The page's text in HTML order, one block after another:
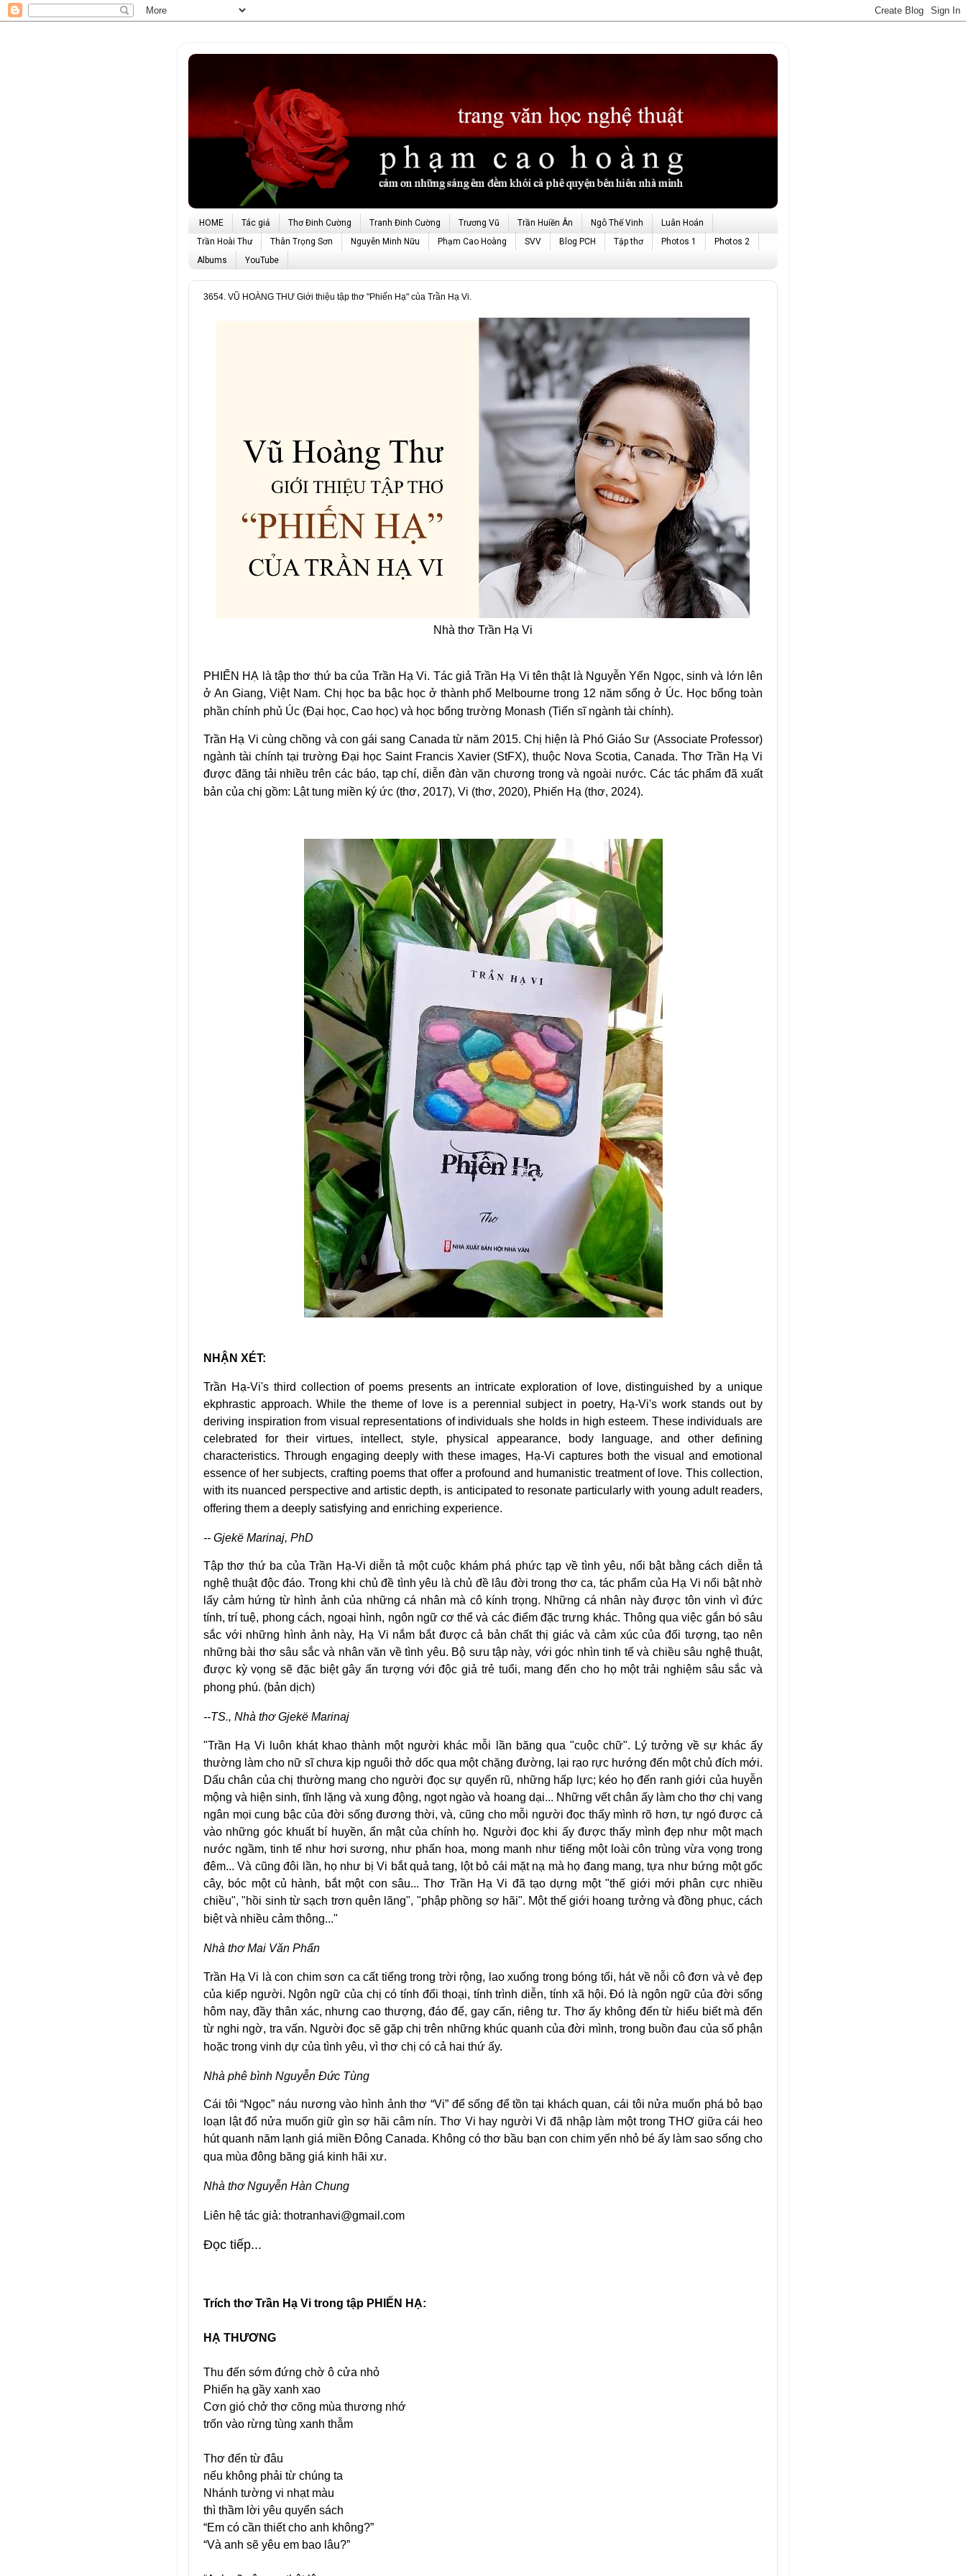
HOME Tác giả Thơ Đinh Cường Tranh Đinh Cường Trương Vũ Trần Huiền Ân Ngô Thế Vinh
Luân Hoán
Trần Hoài Thư
Thân Trọng Sơn Nguyễn Minh Nữu Phạm Cao Hoàng SVV Blog PCH Tập thơ Photos 1
Photos 2
Albums
YouTube
3654. VŨ HOÀNG THƯ Giới thiệu tập thơ "Phiến Hạ" của Trần Hạ Vi.
Nhà thơ Trần Hạ Vi
PHIẾN HẠ là tập thơ thứ ba của Trần Hạ Vi. Tác giả Trần Hạ Vi tên thật là Nguyễn Yến Ngọc, sinh và lớn lên
ở An Giang, Việt Nam. Chị học ba bậc học ở thành phố Melbourne trong 12 năm sống ở Úc. Học bổng toàn
phần chính phủ Úc (Đại học, Cao học) và học bổng trường Monash (Tiến sĩ ngành tài chính).
Trần Hạ Vi cùng chồng và con gái sang Canada từ năm 2015. Chị hiện là Phó Giáo Sư (Associate Professor)
ngành tài chính tại trường Đại học Saint Francis Xavier (StFX), thuộc Nova Scotia, Canada. Thơ Trần Hạ Vi
được đăng tải nhiều trên các báo, tạp chí, diễn đàn văn chương trong và ngoài nước. Các tác phẩm đã xuất
bản của chị gồm: Lật tung miền ký ức (thơ, 2017), Vi (thơ, 2020), Phiến Hạ (thơ, 2024).
NHẬN XÉT:
Trần Hạ-Vi's third collection of poems presents an intricate exploration of love, distinguished by a unique
ekphrastic approach. While the theme of love is a perennial subject in poetry, Hạ-Vi's work stands out by
deriving inspiration from visual representations of individuals she holds in high esteem. These individuals are
celebrated for their virtues, intellect, style, physical appearance, body language, and other defining
characteristics. Through engaging deeply with these images, Hạ-Vi captures both the visual and emotional
essence of her subjects, crafting poems that offer a profound and humanistic treatment of love. This collection,
with its nuanced perspective and artistic depth, is anticipated to resonate particularly with young adult readers,
offering them a deeply satisfying and enriching experience.
-- Gjekë Marinaj, PhD
Tập thơ thứ ba của Trần Hạ-Vi diễn tả một cuộc khám phá phức tạp về tình yêu, nổi bật bằng cách diễn tả
nghệ thuật độc đáo. Trong khi chủ đề tình yêu là chủ đề lâu đời trong thơ ca, tác phẩm của Hạ Vi nổi bật nhờ
lấy cảm hứng từ hình ảnh của những cá nhân mà cô kính trọng. Những cá nhân này được tôn vinh vì đức
tính, trí tuệ, phong cách, ngoại hình, ngôn ngữ cơ thể và các điểm đặc trưng khác. Thông qua việc gắn bó sâu
sắc với những hình ảnh này, Hạ Vi nắm bắt được cả bản chất thị giác và cảm xúc của đối tượng, tạo nên
những bài thơ sâu sắc và nhân văn về tình yêu. Bộ sưu tập này, với góc nhìn tinh tế và chiều sâu nghệ thuật,
được kỳ vọng sẽ đặc biệt gây ấn tượng với độc giả trẻ tuổi, mang đến cho họ một trải nghiệm sâu sắc và
phong phú. (bản dịch)
--TS., Nhà thơ Gjekë Marinaj
"Trần Hạ Vi luôn khát khao thành một người khác mỗi lần băng qua "cuộc chữ". Lý tưởng về sự khác ấy
thường làm cho nữ sĩ chưa kịp nguôi thở dốc qua một chặng đường, lại rạo rực hướng đến một chủ đích mới.
Dấu chân của chị thường mang cho người đọc sự quyến rũ, những hấp lực; kéo họ đến ranh giới của huyễn
mộng và hiện sinh, tĩnh lặng và xung động, ngọt ngào và hoang dại... Những vết chân ấy làm cho thơ chị vang
ngân mọi cung bậc của đời sống đương thời, và, cũng cho mỗi người đọc thấy mình rõ hơn, tự ngó được cả
vào những góc khuất bí huyền, ẩn mật của chính họ. Người đọc khi ấy được thấy mình đẹp như một mạch
nước ngầm, tinh tế như hơi sương, như phấn hoa, mong manh như tiếng một loài côn trùng vừa vọng trong
đêm... Và cũng đôi lần, họ như bị Vi bắt quả tang, lột bỏ cái mặt nạ mà họ đang mang, tựa như bứng một gốc
cây, bóc một củ hành, bắt một con sâu... Thơ Trần Hạ Vi đã tạo dựng một "thế giới mới phân cực nhiều
chiều", "hồi sinh từ sạch trơn quên lãng", "phập phồng sợ hãi". Một thế giới hoang tưởng và đồng phục, cách
biệt và nhiều cảm thông..."
Nhà thơ Mai Văn Phấn
Trần Hạ Vi là con chim sơn ca cất tiếng trong trời rộng, lao xuống trong bóng tối, hát về nỗi cô đơn và vẻ đẹp
của kiếp người. Ngôn ngữ của chị có tính đối thoại, tính trình diễn, tính xã hội. Đó là ngôn ngữ của đời sống
hôm nay, đầy thân xác, nhưng cao thượng, đáo để, gay cấn, riêng tư. Thơ ấy không đến từ hiểu biết mà đến
từ nghi ngờ, tra vấn. Người đọc sẽ gặp chị trên những khúc quanh của đời mình, trong buồn đau của số phận
hoặc trong vinh dự của tình yêu, vì thơ chị có cả hai thứ ấy.
Nhà phê bình Nguyễn Đức Tùng
Cái tôi “Ngọc” náu nương vào hình ảnh thơ “Vi” để sống để tồn tại khách quan, cái tôi nửa muốn phá bỏ bạo
loạn lật đổ nửa muốn giữ gìn sợ hãi câm nín. Thơ Vi hay người Vi đã nhập làm một trong THƠ giữa cái heo
hút quanh năm lạnh giá miền Đông Canada. Không có thơ bầu bạn con chim yến nhỏ bé ấy làm sao sống cho
qua mùa đông băng giá kinh hãi xư.
Nhà thơ Nguyễn Hàn Chung
Liên hệ tác giả: thotranhavi@gmail.com
Đọc tiếp...
Trích thơ Trần Hạ Vi trong tập PHIẾN HẠ:
HẠ THƯƠNG
Thu đến sớm đứng chờ ô cửa nhỏ
Phiến hạ gầy xanh xao
Cơn gió chở thơ cõng mùa thương nhớ
trốn vào rừng tùng xanh thẫm
Thơ đến từ đâu
nếu không phải từ chúng ta
Nhánh tường vi nhạt màu
thì thầm lời yêu quyển sách
“Em có cần thiết cho anh không?”
“Và anh sẽ yêu em bao lâu?”